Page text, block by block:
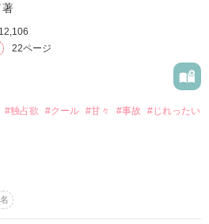
く言うじゃん？
の関係が大きくかわる。
かなえられるのか・・・？
著
22ページ
#独占欲 #クール #甘々 #事故
#じれったい
に見てくれると嬉しいです、、、。